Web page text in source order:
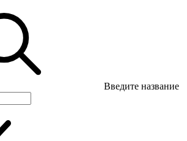
Введите название